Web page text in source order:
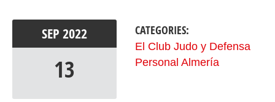
SEP 2022
13
CATEGORIES:
El Club Judo y Defensa
Personal Almería